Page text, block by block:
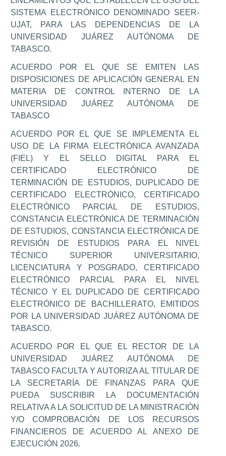
SISTEMA ELECTRÓNICO DENOMINADO SEER-
UJAT, PARA LAS DEPENDENCIAS DE LA
UNIVERSIDAD JUÁREZ AUTÓNOMA DE
TABASCO.
ACUERDO POR EL QUE SE EMITEN LAS
DISPOSICIONES DE APLICACIÓN GENERAL EN
MATERIA DE CONTROL INTERNO DE LA
UNIVERSIDAD JUÁREZ AUTÓNOMA DE
TABASCO
ACUERDO POR EL QUE SE IMPLEMENTA EL
USO DE LA FIRMA ELECTRÓNICA AVANZADA
(FIEL) Y EL SELLO DIGITAL PARA EL
CERTIFICADO ELECTRÓNICO DE
TERMINACIÓN DE ESTUDIOS, DUPLICADO DE
CERTIFICADO ELECTRÓNICO, CERTIFICADO
ELECTRÓNICO PARCIAL DE ESTUDIOS,
CONSTANCIA ELECTRÓNICA DE TERMINACIÓN
DE ESTUDIOS, CONSTANCIA ELECTRÓNICA DE
REVISIÓN DE ESTUDIOS PARA EL NIVEL
TÉCNICO SUPERIOR UNIVERSITARIO,
LICENCIATURA Y POSGRADO, CERTIFICADO
ELECTRÓNICO PARCIAL PARA EL NIVEL
TÉCNICO Y EL DUPLICADO DE CERTIFICADO
ELECTRÓNICO DE BACHILLERATO, EMITIDOS
POR LA UNIVERSIDAD JUÁREZ AUTÓNOMA DE
TABASCO.
ACUERDO POR EL QUE EL RECTOR DE LA
UNIVERSIDAD JUÁREZ AUTÓNOMA DE
TABASCO FACULTA Y AUTORIZA AL TITULAR DE
LA SECRETARÍA DE FINANZAS PARA QUE
PUEDA SUSCRIBIR LA DOCUMENTACIÓN
RELATIVA A LA SOLICITUD DE LA MINISTRACIÓN
Y/O COMPROBACIÓN DE LOS RECURSOS
FINANCIEROS DE ACUERDO AL ANEXO DE
EJECUCIÓN 2026.